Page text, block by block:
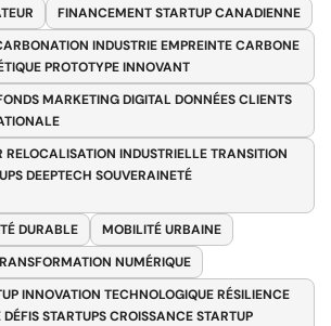
FINANCEMENT STARTUP CANADIENNE
INDUSTRIE EMPREINTE CARBONE
PROTOTYPE INNOVANT
MARKETING DIGITAL DONNÉES CLIENTS
RELOCALISATION INDUSTRIELLE TRANSITION
DEEPTECH SOUVERAINETÉ
DURABLE
MOBILITÉ URBAINE
NUMÉRIQUE
INNOVATION TECHNOLOGIQUE RÉSILIENCE
STARTUPS CROISSANCE STARTUP